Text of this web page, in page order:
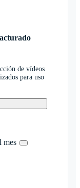
de vídeos
para uso
mes